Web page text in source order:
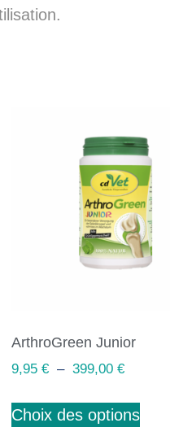
ArthroGreen Junior
9,95€ – 399,00€
Choix des options